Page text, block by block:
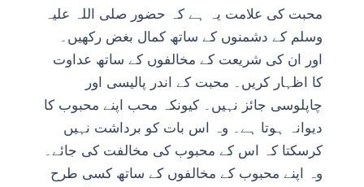
محبت کی علامت یہ ہے کہ حضور صلی اللہ علیہ
وسلم کے دشمنوں کے ساتھ کمال بغض رکھیں۔
اور ان کی شریعت کے مخالفوں کے ساتھ عداوت
کا اظہار کریں۔ محبت کے اندر پالیسی اور
چاپلوسی جائز نہیں۔ کیونکہ محب اپنے محبوب کا
دیوانہ ہوتا ہے۔ وہ اس بات کو برداشت نہیں
کرسکتا کہ اس کے محبوب کی مخالفت کی جائے۔
وہ اپنے محبوب کے مخالفوں کے ساتھ کسی طرح